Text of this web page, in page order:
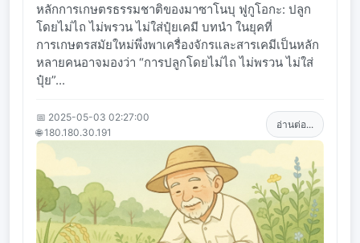
หลักการเกษตรธรรมชาติของมาซาโนบุ ฟูกูโอกะ: ปลูก
โดยไม่ไถ ไม่พรวน ไม่ใส่ปุ๋ยเคมี บทนำ ในยุคที่
การเกษตรสมัยใหม่พึ่งพาเครื่องจักรและสารเคมีเป็นหลัก
หลายคนอาจมองว่า “การปลูกโดยไม่ไถ ไม่พรวน ไม่ใส่
ปุ๋ย”...
📅 2025-05-03 02:27:00
🌐 180.180.30.191
อ่านต่อ...